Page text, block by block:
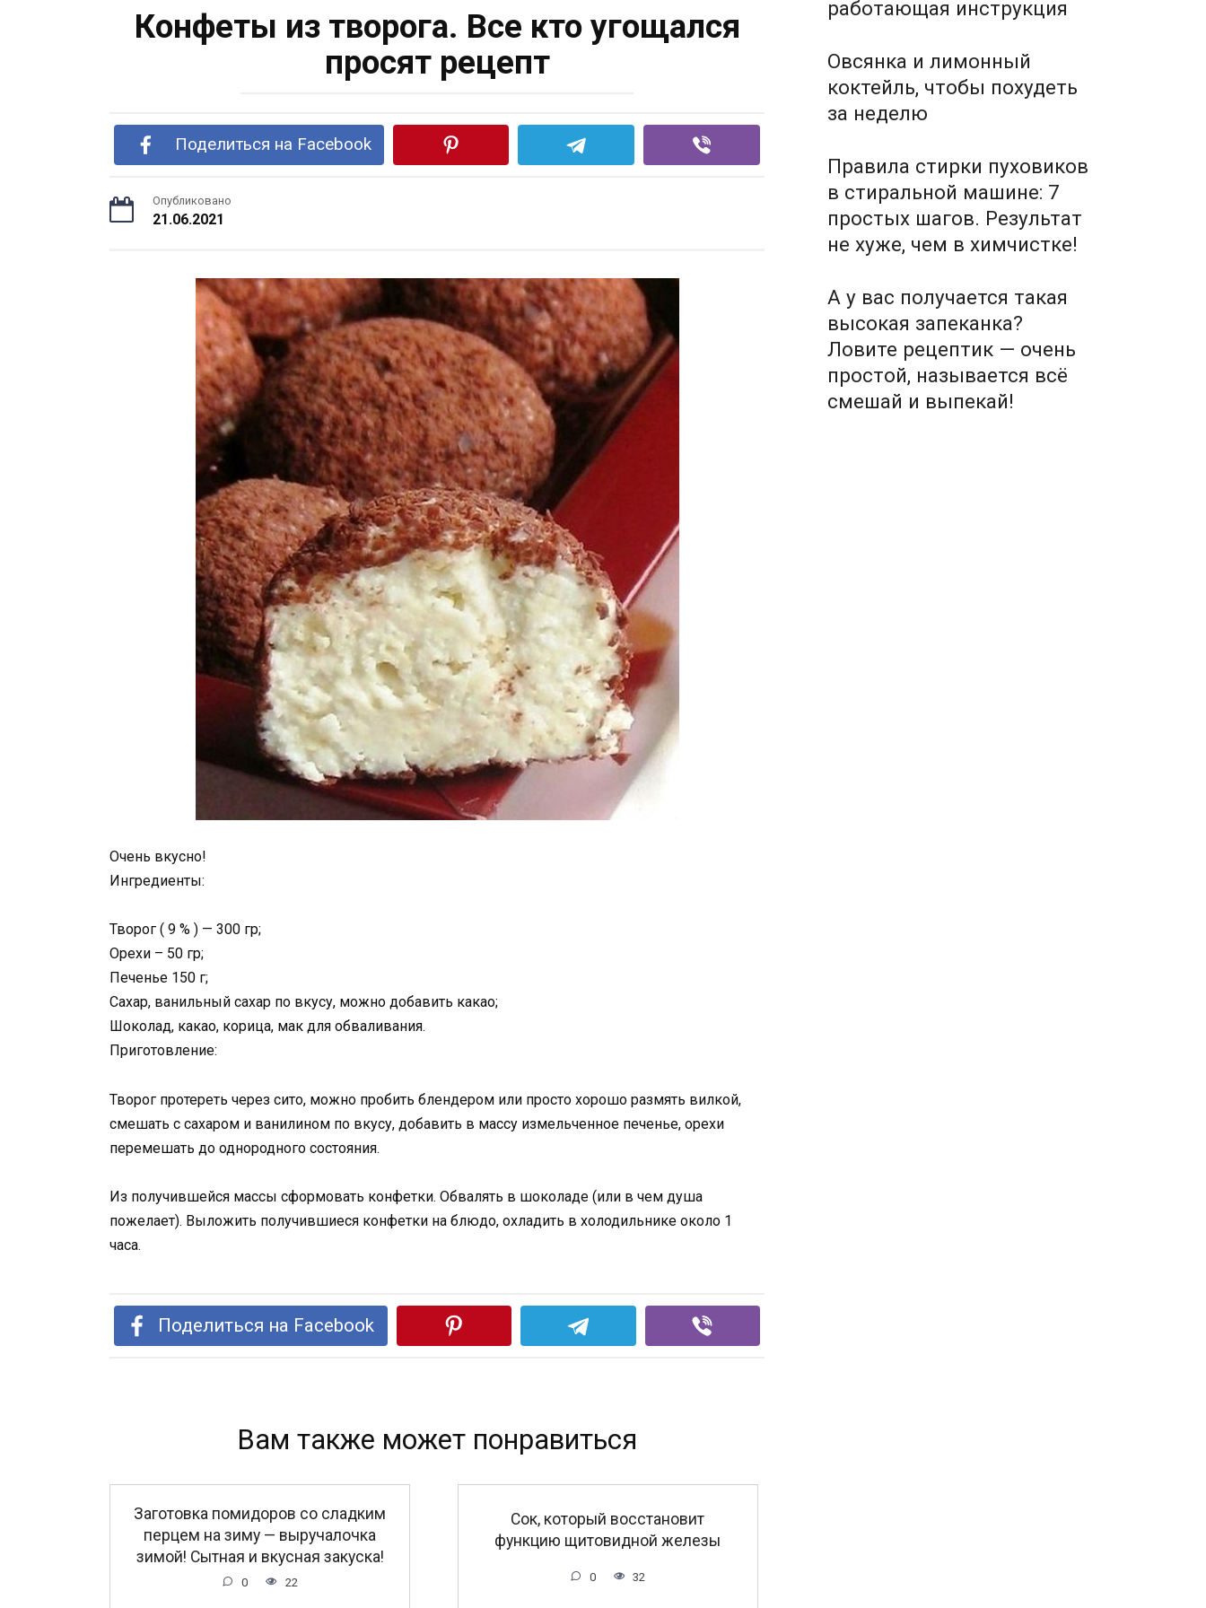
Конфеты из творога. Все кто угощался
просят рецепт
Поделиться на Facebook
Опубликовано
21.06.2021
Очень вкусно!
Ингредиенты:
Творог ( 9 % ) — 300 гр;
Орехи – 50 гр;
Печенье 150 г;
Сахар, ванильный сахар по вкусу, можно добавить какао;
Шоколад, какао, корица, мак для обваливания.
Приготовление:
Творог протереть через сито, можно пробить блендером или просто хорошо размять вилкой,
смешать с сахаром и ванилином по вкусу, добавить в массу измельченное печенье, орехи
перемешать до однородного состояния.
Из получившейся массы сформовать конфетки. Обвалять в шоколаде (или в чем душа
пожелает). Выложить получившиеся конфетки на блюдо, охладить в холодильнике около 1
часа.
Поделиться на Facebook
Вам также может понравиться
Заготовка помидоров со сладким
перцем на зиму — выручалочка
зимой! Сытная и вкусная закуска!
0 22
Сок, который восстановит
функцию щитовидной железы
0 32
работающая инструкция
Овсянка и лимонный
коктейль, чтобы похудеть
за неделю
Правила стирки пуховиков
в стиральной машине: 7
простых шагов. Результат
не хуже, чем в химчистке!
А у вас получается такая
высокая запеканка?
Ловите рецептик — очень
простой, называется всё
смешай и выпекай!